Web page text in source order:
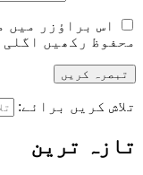
اس براؤزر میں
محفوظ رکھیں اگلی
تلاش کریں برائے:
تازہ ترین